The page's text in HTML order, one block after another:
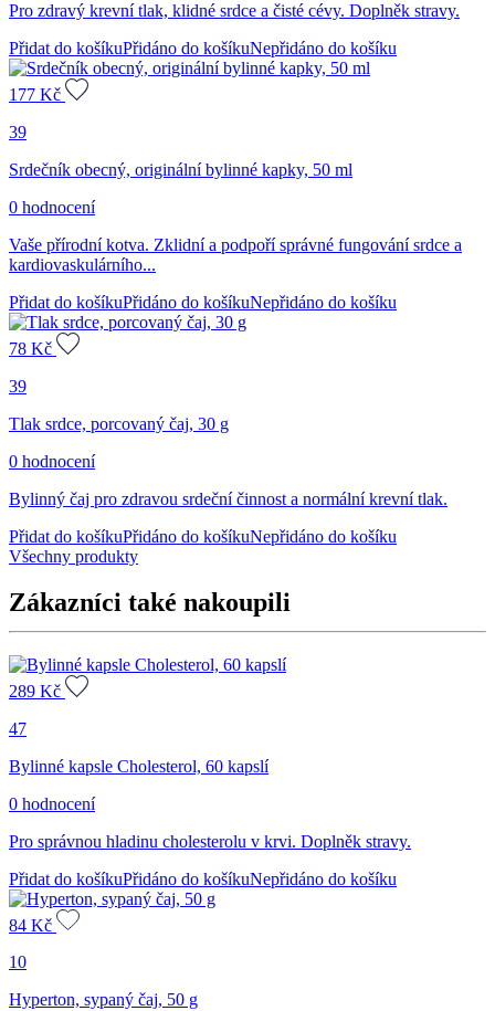
Pro zdravý krevní tlak, klidné srdce a čisté cévy. Doplněk stravy.
Přidat do košíkuPřidáno do košíkuNepřidáno do košíku
177 Kč
39
Srdečník obecný, originální bylinné kapky, 50 ml
0 hodnocení
Vaše přírodní kotva. Zklidní a podpoří správné fungování srdce a
kardiovaskulárního...
Přidat do košíkuPřidáno do košíkuNepřidáno do košíku
78 Kč
39
Tlak srdce, porcovaný čaj, 30 g
0 hodnocení
Bylinný čaj pro zdravou srdeční činnost a normální krevní tlak.
Přidat do košíkuPřidáno do košíkuNepřidáno do košíku
Všechny produkty
Zákazníci také nakoupili
289 Kč
47
Bylinné kapsle Cholesterol, 60 kapslí
0 hodnocení
Pro správnou hladinu cholesterolu v krvi. Doplněk stravy.
Přidat do košíkuPřidáno do košíkuNepřidáno do košíku
84 Kč
10
Hyperton, sypaný čaj, 50 g